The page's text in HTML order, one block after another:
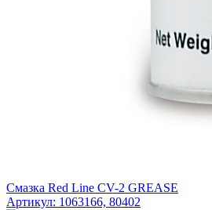
Смазка Red Line CV-2 GREASE
Артикул: 1063166, 80402